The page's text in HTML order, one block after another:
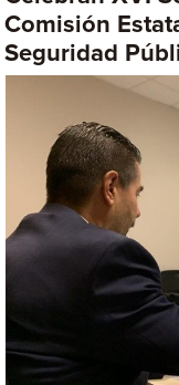
Comisión
Seguridad